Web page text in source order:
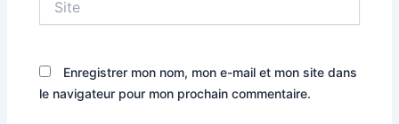
Enregistrer mon nom, mon e-mail et mon site dans
le navigateur pour mon prochain commentaire.